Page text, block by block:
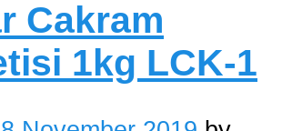
Cakram
1kg LCK-1